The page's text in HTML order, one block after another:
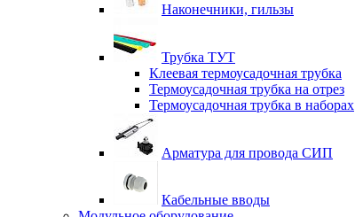
Наконечники, гильзы
Трубка ТУТ
Клеевая термоусадочная трубка
Термоусадочная трубка на отрез
Термоусадочная трубка в наборах
Арматура для провода СИП
Кабельные вводы